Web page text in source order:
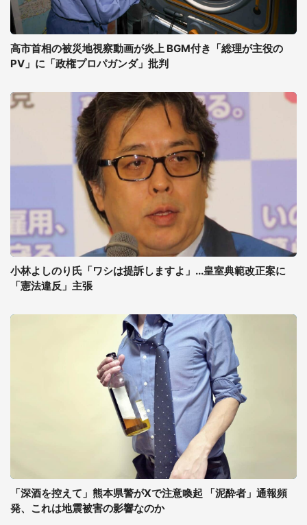
高市首相の被災地視察動画が炎上 BGM付き「総理が主役の
PV」に「政権プロパガンダ」批判
小林よしのり氏「ワシは提訴しますよ」...皇室典範改正案に
「憲法違反」主張
「深酒を控えて」熊本県警がXで注意喚起 「泥酔者」通報頻
発、これは地震被害の影響なのか